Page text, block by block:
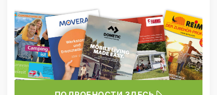
путешествий, и морозильная камера для
запасов мяса или полуфабрикатов, и
автономное решение на случай стоянок
вдали от инфраструктуры. Продуманная
энергетика, компактные размеры, разные